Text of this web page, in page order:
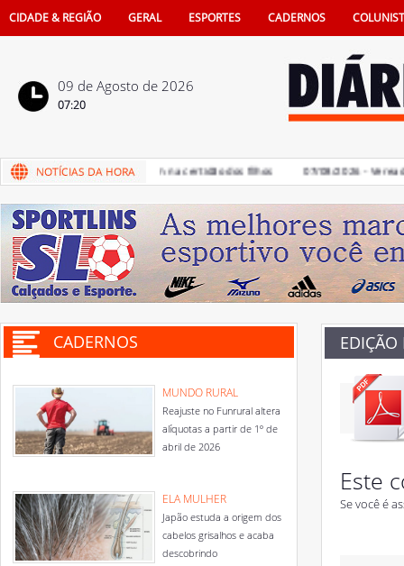
CIDADE & REGIÃO GERAL ESPORTES CADERNOS
09 de Agosto de 2026
07:20
de pais na vida e também na certidão dos filhos 07/08/2026 -
CADERNOS
MUNDO RURAL
Reajuste no Funrural altera
alíquotas a partir de 1º de
abril de 2026
ELA MULHER
Japão estuda a origem dos
cabelos grisalhos e acaba
descobrindo
EDIÇÃO
Este
Se você é